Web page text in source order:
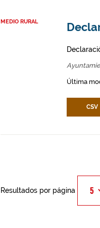
MEDIO RURAL
Última
CSV
Resultados por página